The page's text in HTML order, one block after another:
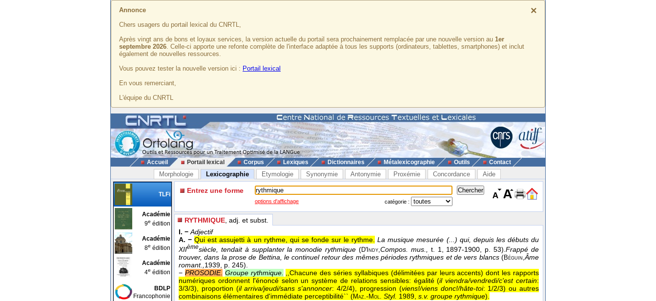
×
Annonce
Chers usagers du portail lexical du CNRTL,
Après vingt ans de bons et loyaux services, la version actuelle du portail sera prochainement remplacée par une nouvelle version au 1er
septembre 2026. Celle-ci apporte une refonte complète de l'interface adaptée à tous les supports (ordinateurs, tablettes, smartphones) et inclut
également de nouvelles ressources.
Vous pouvez tester la nouvelle version ici : Portail lexical
En vous remerciant,
L'équipe du CNRTL
Accueil Portail lexical Corpus Lexiques Dictionnaires Métalexicographie Outils Contact
Morphologie Lexicographie Etymologie Synonymie Antonymie Proxémie Concordance Aide
TLFi
Académie
9e édition
Académie
8e édition
Académie
4e édition
BDLP
Francophonie
Entrez une forme
options d'affichage catégorie :
RYTHMIQUE , adj. et subst.
I. − Adjectif
A. − Qui est assujetti à un rythme, qui se fonde sur le rythme. La musique mesurée (...) qui, depuis les débuts du
XIIèmesiècle, tendait à supplanter la monodie rythmique (D'Indy,Compos. mus., t. 1 , 1897-1900 , p. 53).Frappé de
trouver, dans la prose de Bettina, le continuel retour des mêmes périodes rythmiques et de vers blancs (Béguin,Âme
romant., 1939 , p. 245).
− PROSODIE. Groupe rythmique.
,,Chacune des séries syllabiques (délimitées par leurs accents) dont les rapports
numériques ordonnent l'énoncé selon un système de relations sensibles: égalité (il viendra/vendredi/c'est certain:
3/3/3), proportion (il arriva/jeudi/sans s'annoncer: 4/2/4), progression (viens!/viens donc!/hâte-toi: 1/2/3) ou autres
combinaisons élémentaires d'immédiate perceptibilité`` (Maz.- Mol. Styl. 1989, s.v. groupe rythmique).